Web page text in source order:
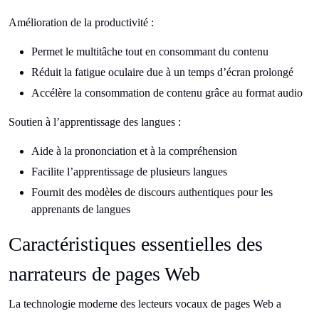
Amélioration de la productivité :
Permet le multitâche tout en consommant du contenu
Réduit la fatigue oculaire due à un temps d’écran prolongé
Accélère la consommation de contenu grâce au format audio
Soutien à l’apprentissage des langues :
Aide à la prononciation et à la compréhension
Facilite l’apprentissage de plusieurs langues
Fournit des modèles de discours authentiques pour les
apprenants de langues
Caractéristiques essentielles des
narrateurs de pages Web
La technologie moderne des lecteurs vocaux de pages Web a